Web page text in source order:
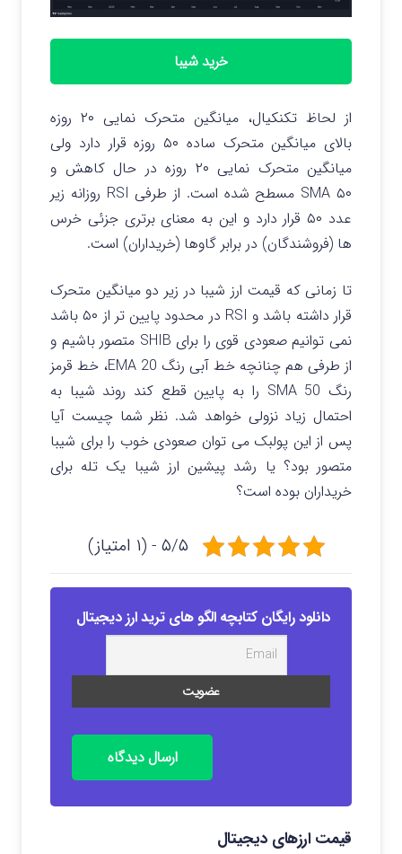
خرید شیبا
از لحاظ تکنکیال، میانگین متحرک نمایی ۲۰ روزه
بالای میانگین متحرک ساده ۵۰ روزه قرار دارد ولی
میانگین متحرک نمایی ۲۰ روزه در حال کاهش و
SMA ۵۰ مسطح شده است. از طرفی RSI روزانه زیر
عدد ۵۰ قرار دارد و این به معنای برتری جزئی خرس
ها (فروشندگان) در برابر گاوها (خریداران) است.
تا زمانی که قیمت ارز شیبا در زیر دو میانگین متحرک
قرار داشته باشد و RSI در محدود پایین تر از ۵۰ باشد
نمی توانیم صعودی قوی را برای SHIB متصور باشیم و
از طرفی هم چنانچه خط آبی رنگ EMA 20، خط قرمز
رنگ SMA 50 را به پایین قطع کند روند شیبا به
احتمال زیاد نزولی خواهد شد. نظر شما چیست آیا
پس از این پولبک می توان صعودی خوب را برای شیبا
متصور بود؟ یا رشد پیشین ارز شیبا یک تله برای
خریداران بوده است؟
۵/۵ - (۱ امتیاز)
دانلود رایگان کتابچه الگو های ترید ارز دیجیتال
ارسال دیدگاه
قیمت ارزهای دیجیتال